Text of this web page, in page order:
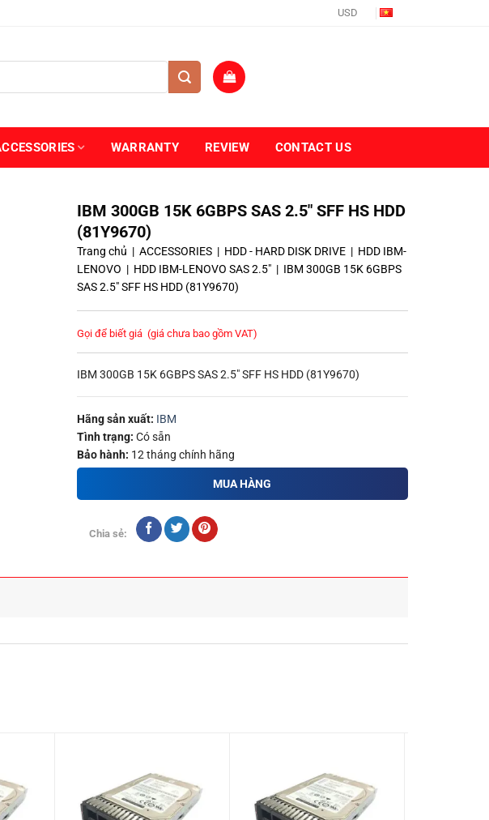
USD
WARRANTY REVIEW CONTACT US
IBM 300GB 15K 6GBPS SAS 2.5″ SFF HS HDD
(81Y9670)
Trang chủ | ACCESSORIES| HDD - HARD DISK DRIVE| HDD IBM-
LENOVO | HDD IBM-LENOVO SAS 2.5"| IBM 300GB 15K 6GBPS
SAS 2.5″ SFF HS HDD (81Y9670)
Gọi để biết giá (giá chưa bao gồm VAT)
IBM 300GB 15K 6GBPS SAS 2.5″ SFF HS HDD (81Y9670)
Hãng sản xuất: IBM
Tình trạng: Có sẵn
Bảo hành: 12 tháng chính hãng
MUA HÀNG
Chia sẻ: